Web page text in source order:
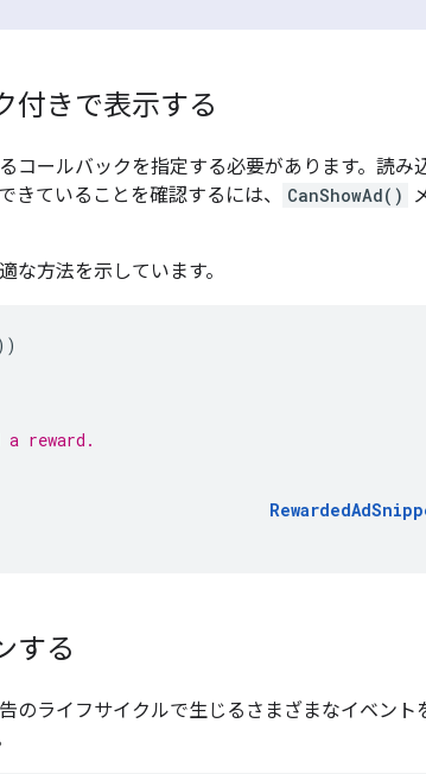
付きで表示する
コールバックを指定する必要があります。読み
きていることを確認するには、
CanShowAd()
な方法を示しています。
a reward.
する
のライフサイクルで生じるさまざまなイベント